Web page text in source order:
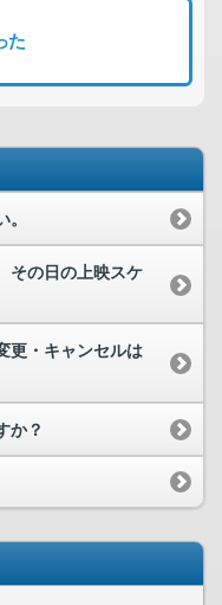
た
その日の上映スケ
更・キャンセルは
か？